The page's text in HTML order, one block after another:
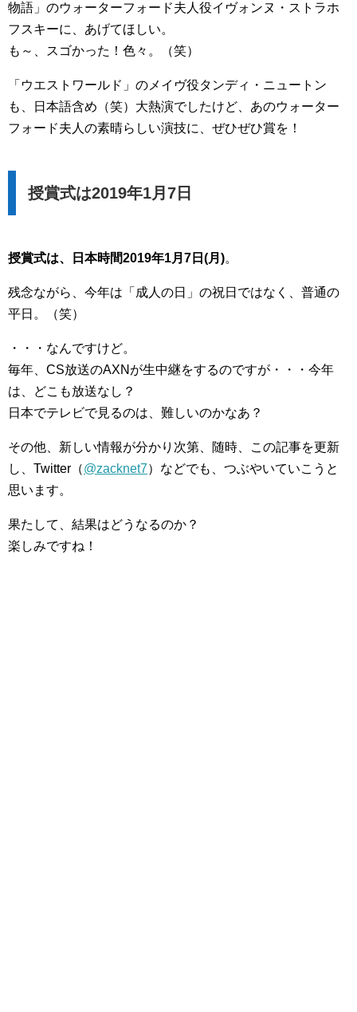
物語」のウォーターフォード夫人役イヴォンヌ・ストラホ
フスキーに、あげてほしい。
も～、スゴかった！色々。（笑）
「ウエストワールド」のメイヴ役タンディ・ニュートン
も、日本語含め（笑）大熱演でしたけど、あのウォーター
フォード夫人の素晴らしい演技に、ぜひぜひ賞を！
授賞式は2019年1月7日
授賞式は、日本時間2019年1月7日(月)。
残念ながら、今年は「成人の日」の祝日ではなく、普通の
平日。（笑）
・・・なんですけど。
毎年、CS放送のAXNが生中継をするのですが・・・今年
は、どこも放送なし？
日本でテレビで見るのは、難しいのかなあ？
その他、新しい情報が分かり次第、随時、この記事を更新
し、Twitter（@zacknet7）などでも、つぶやいていこうと
思います。
果たして、結果はどうなるのか？
楽しみですね！